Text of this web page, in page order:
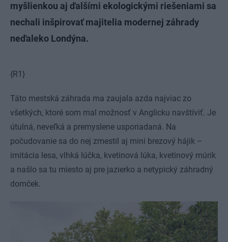
myšlienkou aj ďalšími ekologickými riešeniami sa
nechali inšpirovať majitelia modernej záhrady
neďaleko Londýna.
{R1}
Táto mestská záhrada ma zaujala azda najviac zo
všetkých, ktoré som mal možnosť v Anglicku navštíviť. Je
útulná, neveľká a premyslene usporiadaná. Na
počudovanie sa do nej zmestil aj mini brezový hájik –
imitácia lesa, vlhká lúčka, kvetinová lúka, kvetinový múrik
a našlo sa tu miesto aj pre jazierko a netypický záhradný
domček.